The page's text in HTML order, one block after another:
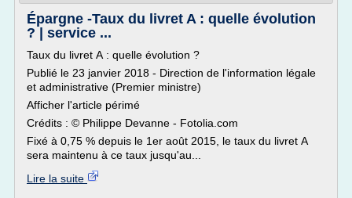
Épargne -Taux du livret A : quelle évolution
? | service ...
Taux du livret A : quelle évolution ?
Publié le 23 janvier 2018 - Direction de l'information légale
et administrative (Premier ministre)
Afficher l'article périmé
Crédits : © Philippe Devanne - Fotolia.com
Fixé à 0,75 % depuis le 1er août 2015, le taux du livret A
sera maintenu à ce taux jusqu'au...
Lire la suite